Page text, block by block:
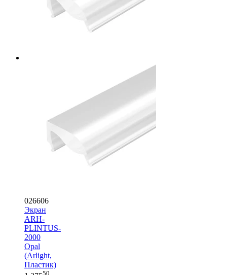
026606
Экран
ARH-
PLINTUS-
2000
Opal
(Arlight,
Пластик)
50